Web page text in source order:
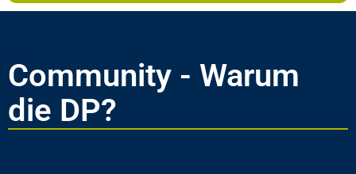
Community - Warum
die DP?